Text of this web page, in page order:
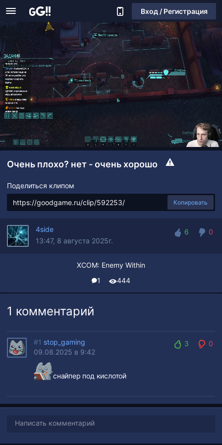
Вход / Регистрация
Очень плохо? нет - очень хорошо
Поделиться клипом
Копировать
4side
13:47, 8 августа 2025г.
6
0
XCOM: Enemy Within
1
444
1 комментарий
#1 stop_gaming
09.08.2025 в 9:42
3
0
снайпер под кислотой
Написать комментарий